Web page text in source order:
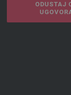
ODUSTAJ